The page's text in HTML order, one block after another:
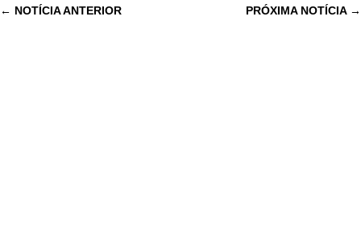
← NOTÍCIA ANTERIOR PRÓXIMA NOTÍCIA→